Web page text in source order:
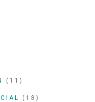
(11)
(18)